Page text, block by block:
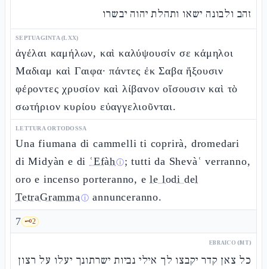
זהב ולבונה ישאו ותהלת יהוה יבשרו
SEPTUAGINTA (LXX)
ἀγέλαι καμήλων, καὶ καλύψουσίν σε κάμηλοι
Μαδιαμ καὶ Γαιφα· πάντες ἐκ Σαβα ἥξουσιν
φέροντες χρυσίον καὶ λίβανον οἴσουσιν καὶ τὸ
σωτήριον κυρίου εὐαγγελιοῦνται.
LETTURA ORTODOSSA
Una fiumana di cammelli ti coprirà, dromedari
di Midyàn e di ʿEfàhⓘ; tutti da Shevàʿ verranno,
oro e incenso porteranno, ele lodi del
TetraGrammaⓘ annunceranno.
7 🗝️2
EBRAICO (MT)
כל צאן קדר יקבצו לך אילי נביות ישרתונך יעלו על רצון